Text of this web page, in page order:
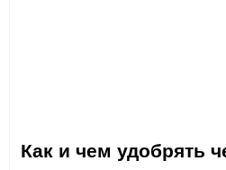
Как и чем удобрять